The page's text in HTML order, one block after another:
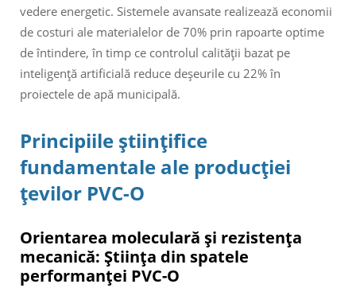
vedere energetic. Sistemele avansate realizează economii
de costuri ale materialelor de 70% prin rapoarte optime
de întindere, în timp ce controlul calității bazat pe
inteligență artificială reduce deșeurile cu 22% în
proiectele de apă municipală.
Principiile științifice
fundamentale ale producției
țevilor PVC-O
Orientarea moleculară și rezistența
mecanică: Știința din spatele
performanței PVC-O